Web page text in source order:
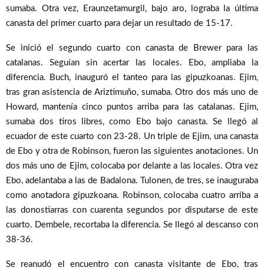
sumaba. Otra vez, Eraunzetamurgil, bajo aro, lograba la última
canasta del primer cuarto para dejar un resultado de 15-17.
Se inició el segundo cuarto con canasta de Brewer para las
catalanas. Seguían sin acertar las locales. Ebo, ampliaba la
diferencia. Buch, inauguró el tanteo para las gipuzkoanas. Ejim,
tras gran asistencia de Ariztimuño, sumaba. Otro dos más uno de
Howard, mantenía cinco puntos arriba para las catalanas. Ejim,
sumaba dos tiros libres, como Ebo bajo canasta. Se llegó al
ecuador de este cuarto con 23-28. Un triple de Ejim, una canasta
de Ebo y otra de Robinson, fueron las siguientes anotaciones. Un
dos más uno de Ejim, colocaba por delante a las locales. Otra vez
Ebo, adelantaba a las de Badalona. Tulonen, de tres, se inauguraba
como anotadora gipuzkoana. Robinson, colocaba cuatro arriba a
las donostiarras con cuarenta segundos por disputarse de este
cuarto. Dembele, recortaba la diferencia. Se llegó al descanso con
38-36.
Se reanudó el encuentro con canasta visitante de Ebo, tras